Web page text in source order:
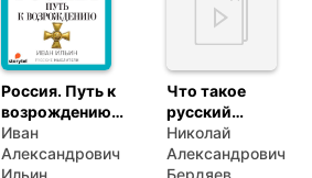
Россия. Путь к
возрождению
(сборник)
Иван
Александрович
Ильин
Что такое
русский
характер.
Психология
великоросса
Николай
Александрович
Бердяев